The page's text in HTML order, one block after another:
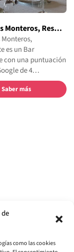
como las cookies
Monteros, Res…
es un Bar
con una puntuación
de 4…
Saber más